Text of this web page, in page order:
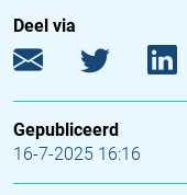
Deel via
Gepubliceerd
16-7-2025 16:16